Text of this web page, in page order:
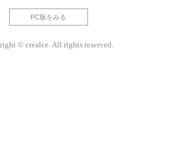
PC版をみる
© crealce. All rights reserved.